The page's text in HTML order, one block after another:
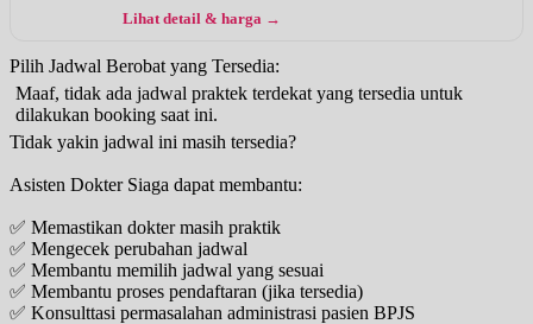
Lihat detail & harga →
Pilih Jadwal Berobat yang Tersedia:
Maaf, tidak ada jadwal praktek terdekat yang tersedia untuk
dilakukan booking saat ini.
Tidak yakin jadwal ini masih tersedia?
Asisten Dokter Siaga dapat membantu:
✅ Memastikan dokter masih praktik
✅ Mengecek perubahan jadwal
✅ Membantu memilih jadwal yang sesuai
✅ Membantu proses pendaftaran (jika tersedia)
✅ Konsulttasi permasalahan administrasi pasien BPJS